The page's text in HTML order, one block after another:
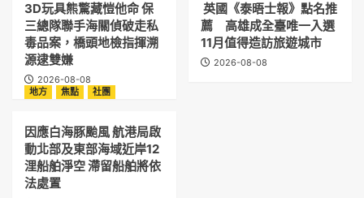
3D玩具熊驚藏愷他命 保
三總隊聯手海關偵破走私
毒品案，橋頭地檢指揮溯
源逮雙嫌
2026-08-08
英國《泰晤士報》點名推
薦 高雄成全臺唯一入選
11月值得造訪旅遊城市
2026-08-08
地方 焦點 社團
因應白海豚颱風 航港局啟
動北部及東部海域近岸12
浬船舶淨空 滯留船舶將依
法處置